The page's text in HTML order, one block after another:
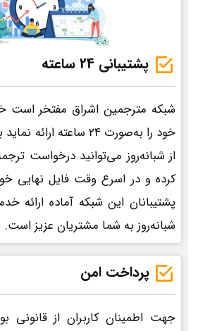
پشتیبانی 24 ساعته
شبکه مترجمین اشراق مفتخر است
خود را به‌صورت 24 ساعته
از شبانه‌روز می‌توانید درخواست
کرده و در اسرع وقت فایل نهایی
پشتیبانان این شبکه آماده ارائه
شبانه‌روز به شما مشتریان عزیز است.
پرداخت امن
جهت اطمینان کاربران از قانونی